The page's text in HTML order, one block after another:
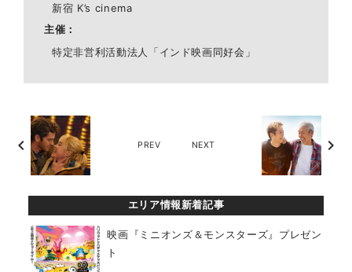
新宿 K’s cinema
主催
特定非営利活動法人「インド映画同好会」
chevron_left PREV NEXT chevron_right
エリア情報新着記事
映画『ミニオンズ＆モンスターズ』プレゼン
ト